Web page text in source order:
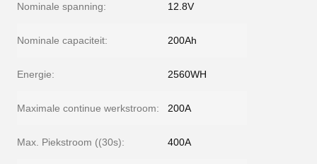
Nominale spanning: 12.8V
Nominale capaciteit: 200Ah
Energie: 2560WH
Maximale continue werkstroom: 200A
Max. Piekstroom ((30s): 400A